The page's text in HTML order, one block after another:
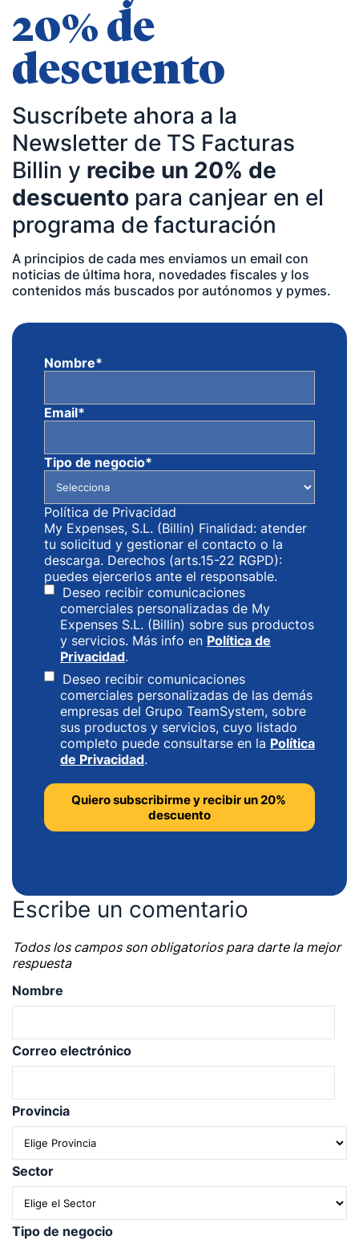
20% de
descuento
Suscríbete ahora a la
Newsletter de TS Facturas
Billin y recibe un 20% de
descuento para canjear en el
programa de facturación
A principios de cada mes enviamos un email con
noticias de última hora, novedades fiscales y los
contenidos más buscados por autónomos y pymes.
Nombre*
Email*
Tipo de negocio*
Política de Privacidad
My Expenses, S.L. (Billin) Finalidad: atender
tu solicitud y gestionar el contacto o la
descarga. Derechos (arts.15-22 RGPD):
puedes ejercerlos ante el responsable.
Deseo recibir comunicaciones
comerciales personalizadas de My
Expenses S.L. (Billin) sobre sus productos
y servicios. Más info en Política de
Privacidad.
Deseo recibir comunicaciones
comerciales personalizadas de las demás
empresas del Grupo TeamSystem, sobre
sus productos y servicios, cuyo listado
completo puede consultarse en la Política
de Privacidad.
Escribe un comentario
Todos los campos son obligatorios para darte la mejor
respuesta
Nombre
Correo electrónico
Provincia
Sector
Tipo de negocio